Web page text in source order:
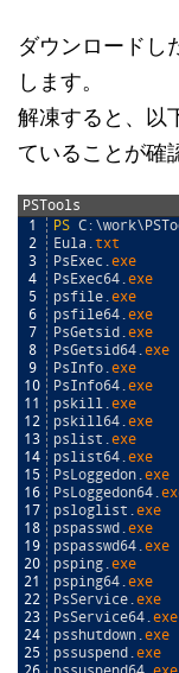
ダウンロードし
します。
解凍すると、以
ていることが確
PSTools
1
2
3
4
5
6
7
8
9
10
11
12
13
14
15
16
17
18
19
20
21
22
23
24
25
PS C : \work\
Eula .txt
PsExec .exe
PsExec64.exe
psfile.exe
psfile64.exe
PsGetsid .exe
PsGetsid64.exe
PsInfo.exe
PsInfo64.exe
pskill.exe
pskill64.exe
pslist .exe
pslist64.exe
PsLoggedon.exe
PsLoggedon64.
psloglist .exe
pspasswd .exe
pspasswd64.exe
psping.exe
psping64.exe
PsService.exe
PsService64.exe
psshutdown.exe
pssuspend .exe